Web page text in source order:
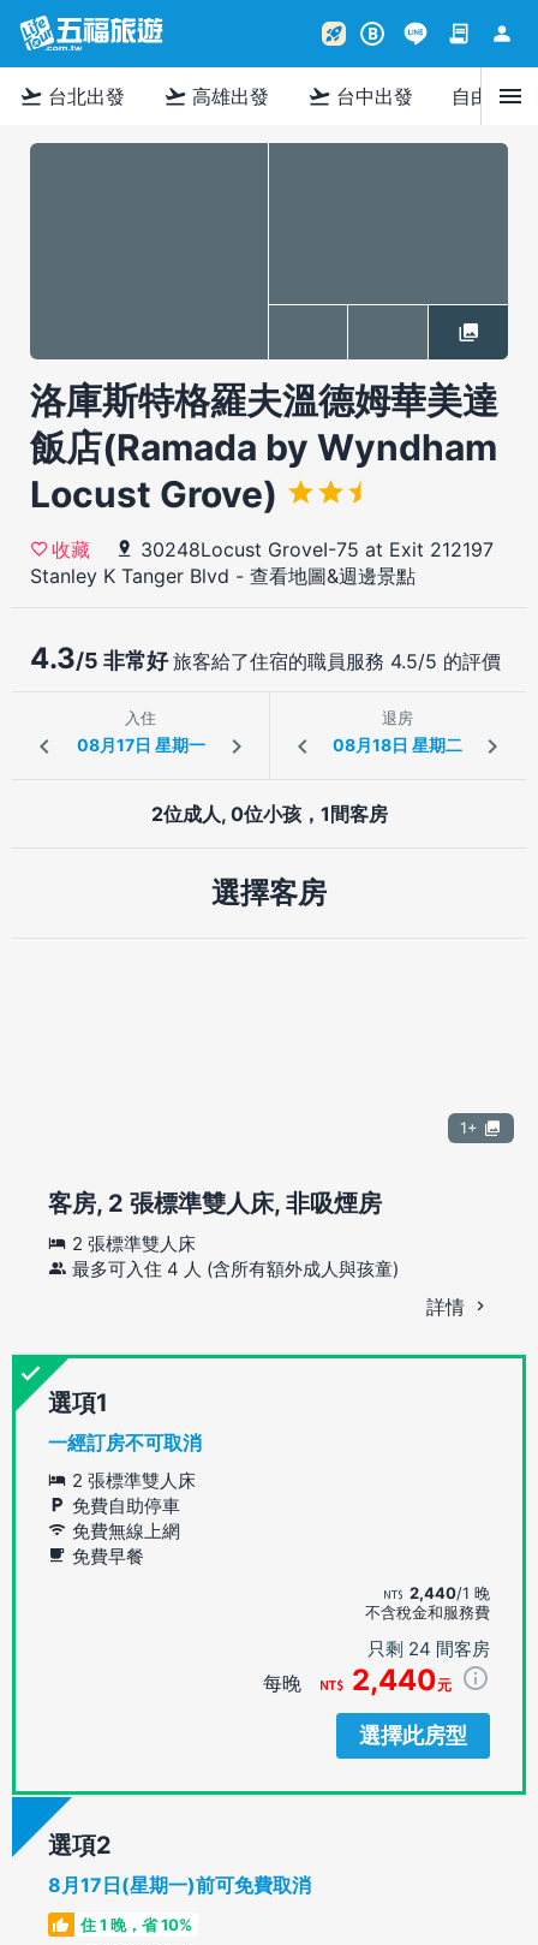
rocket_launch B contract person
flight_takeoff 台北出發 flight_takeoff 高雄出發 flight_takeoff 台中出發 自由行menu
洛庫斯特格羅夫溫德姆華美達
飯店(Ramada by Wyndham
Locust Grove)
收藏
30248Locust GroveI-75 at Exit 212197
Stanley K Tanger Blvd - 查看地圖&週邊景點
4.3/5 非常好旅客給了住宿的職員服務 4.5/5 的評價
入住 退房
2位成人, 0位小孩，1間客房
選擇客房
1+
客房, 2 張標準雙人床, 非吸煙房
2 張標準雙人床
最多可入住 4 人 (含所有額外成人與孩童)
詳情
選項
一經訂房不可取消
2 張標準雙人床
免費自助停車
免費無線上網
免費早餐
2,440/1 晚
不含稅金和服務費
只剩 24 間客房
每晚 2,440元
選擇此房型
選項
8月17日(星期一)前可免費取消
住 1 晚，省 10%